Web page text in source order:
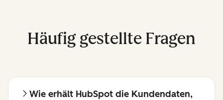
Häufig gestellte Fragen
Wie erhält HubSpot die Kundendaten,